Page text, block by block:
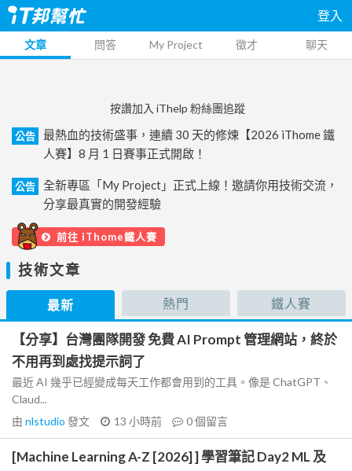
登入
文章 問答 My Project 徵才 聊天
按讚加入 iThelp 粉絲團追蹤
公告
最熱血的技術盛事，連續 30 天的修煉【2026 iThome 鐵
人賽】8 月 1 日賽事正式開啟！
公告
全新專區「My Project」正式上線！邀請你用技術交流，
分享最真實的開發經驗
前往 iThome鐵人賽
技術文章
最新 熱門 鐵人賽
【分享】台灣團隊開發 免費 AI Prompt 管理網站，終於
不用再到處找提示詞了
最近 AI 幾乎已經變成每天工作都會用到的工具。像是 ChatGPT、
Claud...
由 nlstudio 發文 13 小時前 0個留言
[Machine Learning A-Z [2026] ] 學習筆記 Day2 ML 及